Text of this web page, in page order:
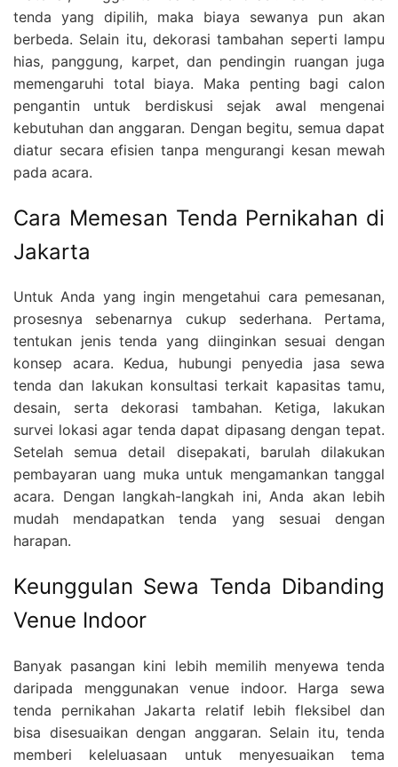
tenda yang dipilih, maka biaya sewanya pun akan
berbeda. Selain itu, dekorasi tambahan seperti lampu
hias, panggung, karpet, dan pendingin ruangan juga
memengaruhi total biaya. Maka penting bagi calon
pengantin untuk berdiskusi sejak awal mengenai
kebutuhan dan anggaran. Dengan begitu, semua dapat
diatur secara efisien tanpa mengurangi kesan mewah
pada acara.
Cara Memesan Tenda Pernikahan di
Jakarta
Untuk Anda yang ingin mengetahui cara pemesanan,
prosesnya sebenarnya cukup sederhana. Pertama,
tentukan jenis tenda yang diinginkan sesuai dengan
konsep acara. Kedua, hubungi penyedia jasa sewa
tenda dan lakukan konsultasi terkait kapasitas tamu,
desain, serta dekorasi tambahan. Ketiga, lakukan
survei lokasi agar tenda dapat dipasang dengan tepat.
Setelah semua detail disepakati, barulah dilakukan
pembayaran uang muka untuk mengamankan tanggal
acara. Dengan langkah-langkah ini, Anda akan lebih
mudah mendapatkan tenda yang sesuai dengan
harapan.
Keunggulan Sewa Tenda Dibanding
Venue Indoor
Banyak pasangan kini lebih memilih menyewa tenda
daripada menggunakan venue indoor. Harga sewa
tenda pernikahan Jakarta relatif lebih fleksibel dan
bisa disesuaikan dengan anggaran. Selain itu, tenda
memberi keleluasaan untuk menyesuaikan tema